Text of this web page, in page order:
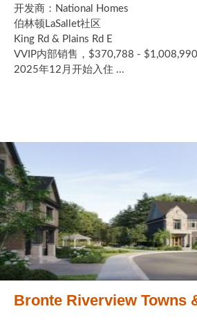
开发商：National Homes
伯林顿LaSallet社区
King Rd & Plains Rd E
VVIP内部销售，$370,788 - $1,008,990
2025年12月开始入住 ...
Bronte Riverview Towns